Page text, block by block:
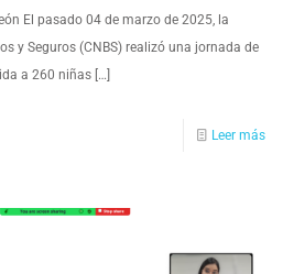
El pasado 04 de marzo de 2025, la
y Seguros (CNBS) realizó una jornada de
a 260 niñas[…]
Leer más